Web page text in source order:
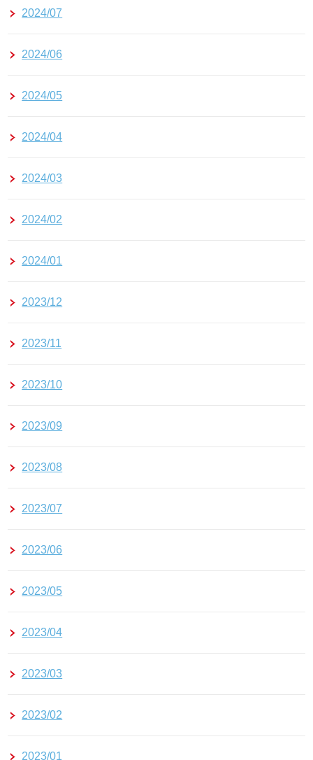
2024/07
2024/06
2024/05
2024/04
2024/03
2024/02
2024/01
2023/12
2023/11
2023/10
2023/09
2023/08
2023/07
2023/06
2023/05
2023/04
2023/03
2023/02
2023/01